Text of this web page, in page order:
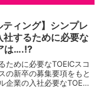
ティング】シンプレ
社するために必要な
は….!?
ために必要なTOEICスコ
の新卒の募集要項をもと
企業の入社必要なTOEIC